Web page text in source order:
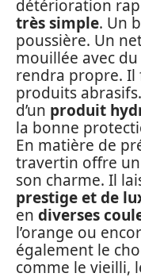
détérioration
très simple. Un
poussière. Un
mouillée avec
rendra propre.
produits
d’un produit
la bonne
En matière de
travertin offre
son charme. Il
prestige et de
en diverses
l’orange ou
également le
comme le vieilli,